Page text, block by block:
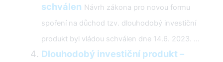
schválen Návrh zákona pro novou formu
spoření na důchod tzv. dlouhodobý investiční
produkt byl vládou schválen dne 14.6. 2023. ...
Dlouhodobý investiční produkt –